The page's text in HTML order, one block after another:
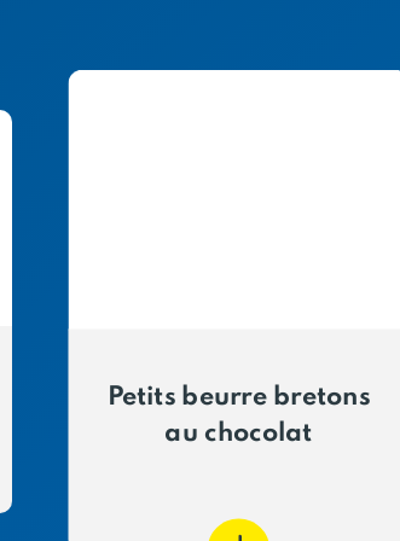
Petits beurre bretons
au chocolat